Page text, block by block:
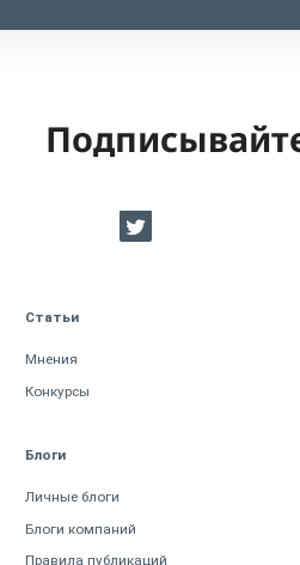
Статьи
Мнения
Конкурсы
Блоги
Личные блоги
Блоги компаний
Правила публикаций